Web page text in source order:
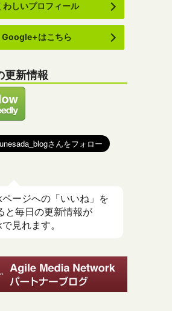
わしいプロフィール
Google+はこちら
更新情報
ージへの「いいね」を
と毎日の更新情報が
見れます。